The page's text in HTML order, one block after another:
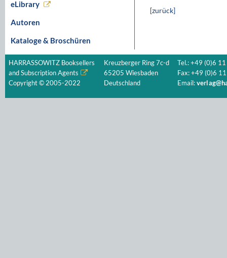
eLibrary
Autoren
Kataloge & Broschüren
[zurück]
HARRASSOWITZ Booksellers
and Subscription Agents
Copyright © 2005-2022
Kreuzberger Ring 7c-d
65205 Wiesbaden
Deutschland
Tel.: +49 (0)6
Fax: +49 (0)6
Email: